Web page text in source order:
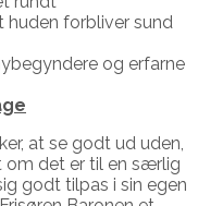
huden forbliver sund
og erfarne
at se godt ud uden,
om det er til en særlig
godt tilpas i sin egen